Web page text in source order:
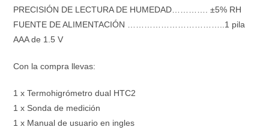
PRECISIÓN DE LECTURA DE HUMEDAD…………. ±5% RH
FUENTE DE ALIMENTACIÓN ……………………………..1 pila
AAA de 1.5 V
Con la compra llevas:
1 x Termohigrómetro dual HTC2
1 x Sonda de medición
1 x Manual de usuario en ingles